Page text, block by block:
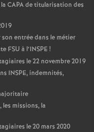
CAPAde titularisation des
entrée dans le métier
FSU à l’INSPE !
le 22 novembre 2019
INSPE, indemnités,
missions, la
le 20 mars 2020